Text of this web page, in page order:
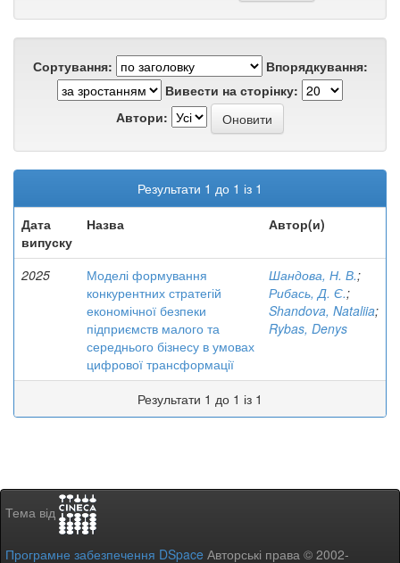
Сортування:
Впорядкування:
Вивести на сторінку:
Автори:
Результати 1 до 1 із 1
Дата
випуску
Назва Автор(и)
2025
Моделі формування
конкурентних стратегій
економічної безпеки
підприємств малого та
середнього бізнесу в умовах
цифрової трансформації
Шандова, Н. В.;
Рибась, Д. Є.;
Shandova, Nataliia;
Rybas, Denys
Результати 1 до 1 із 1
Тема від
Програмне забезпечення DSpace Авторські права © 2002-